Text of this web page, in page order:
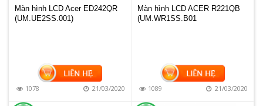
Màn hình LCD Acer ED242QR
(UM.UE2SS.001)
1078 21/03/2020
Màn hình LCD ACER R221QB
(UM.WR1SS.B01
1089 21/03/2020